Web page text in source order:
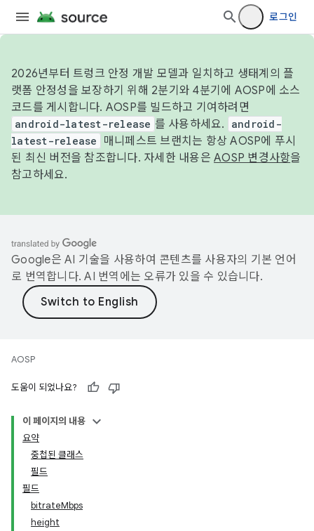
로그인
2026년부터 트렁크 안정 개발 모델과 일치하고 생태계의 플
랫폼 안정성을 보장하기 위해 2분기와 4분기에 AOSP에 소스
코드를 게시합니다. AOSP를 빌드하고 기여하려면
android-latest-release 를 사용하세요.
android-
latest-release
매니페스트 브랜치는 항상 AOSP에 푸시
된 최신 버전을 참조합니다. 자세한 내용은 AOSP 변경사항을
참고하세요.
Google은 AI 기술을 사용하여 콘텐츠를 사용자의 기본 언어
로 번역합니다. AI 번역에는 오류가 있을 수 있습니다.
AOSP
도움이 되었나요?
이 페이지의 내용
요약
중첩된 클래스
필드
필드
bitrateMbps
height